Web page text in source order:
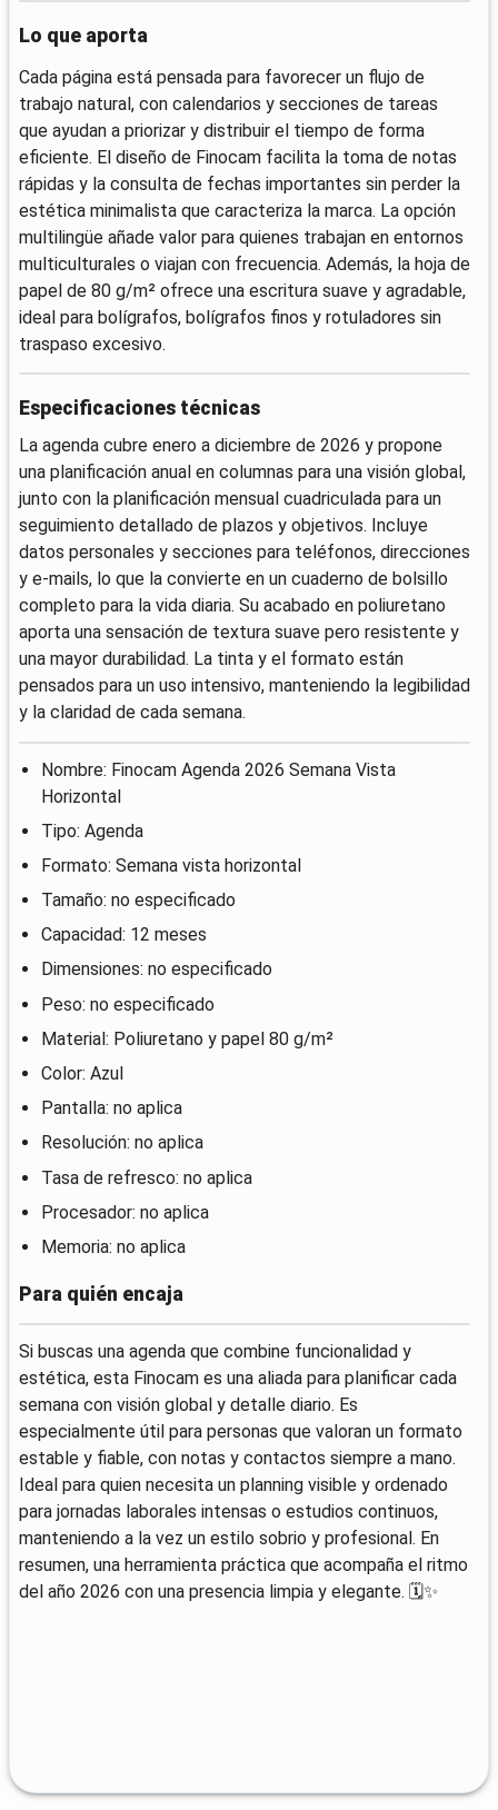
Lo que aporta
Cada página está pensada para favorecer un flujo de
trabajo natural, con calendarios y secciones de tareas
que ayudan a priorizar y distribuir el tiempo de forma
eficiente. El diseño de Finocam facilita la toma de notas
rápidas y la consulta de fechas importantes sin perder la
estética minimalista que caracteriza la marca. La opción
multilingüe añade valor para quienes trabajan en entornos
multiculturales o viajan con frecuencia. Además, la hoja de
papel de 80 g/m² ofrece una escritura suave y agradable,
ideal para bolígrafos, bolígrafos finos y rotuladores sin
traspaso excesivo.
Especificaciones técnicas
La agenda cubre enero a diciembre de 2026 y propone
una planificación anual en columnas para una visión global,
junto con la planificación mensual cuadriculada para un
seguimiento detallado de plazos y objetivos. Incluye
datos personales y secciones para teléfonos, direcciones
y e-mails, lo que la convierte en un cuaderno de bolsillo
completo para la vida diaria. Su acabado en poliuretano
aporta una sensación de textura suave pero resistente y
una mayor durabilidad. La tinta y el formato están
pensados para un uso intensivo, manteniendo la legibilidad
y la claridad de cada semana.
Nombre: Finocam Agenda 2026 Semana Vista
Horizontal
Tipo: Agenda
Formato: Semana vista horizontal
Tamaño: no especificado
Capacidad: 12 meses
Dimensiones: no especificado
Peso: no especificado
Material: Poliuretano y papel 80 g/m²
Color: Azul
Pantalla: no aplica
Resolución: no aplica
Tasa de refresco: no aplica
Procesador: no aplica
Memoria: no aplica
Para quién encaja
Si buscas una agenda que combine funcionalidad y
estética, esta Finocam es una aliada para planificar cada
semana con visión global y detalle diario. Es
especialmente útil para personas que valoran un formato
estable y fiable, con notas y contactos siempre a mano.
Ideal para quien necesita un planning visible y ordenado
para jornadas laborales intensas o estudios continuos,
manteniendo a la vez un estilo sobrio y profesional. En
resumen, una herramienta práctica que acompaña el ritmo
del año 2026 con una presencia limpia y elegante. 🗓️✨